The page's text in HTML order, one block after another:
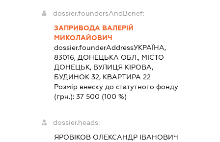
dossier.foundersAndBenef:
ЗАПРИВОДА ВАЛЕРІЙ
МИКОЛАЙОВИЧ
dossier.founderAddressУКРАЇНА,
83016, ДОНЕЦЬКА ОБЛ., МІСТО
ДОНЕЦЬК, ВУЛИЦЯ КІРОВА,
БУДИНОК 32, КВАРТИРА 22
Розмір внеску до статутного фонду
(грн.): 37 500 (100 %)
dossier.heads:
ЯРОВІКОВ ОЛЕКСАНДР ІВАНОВИЧ